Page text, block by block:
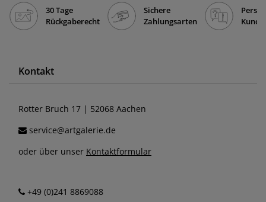
30 Tage
Rückgaberecht
Sichere
Zahlungsarten
Kontakt
Rotter Bruch 17 | 52068 Aachen
service@artgalerie.de
oder über unser Kontaktformular
+49 (0)241 8869088